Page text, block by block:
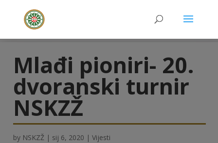
Mlađi pioniri- 20.
dvoranski turnir
NSKZŽ
by NSKZŽ| sij 6, 2020 | Vijesti